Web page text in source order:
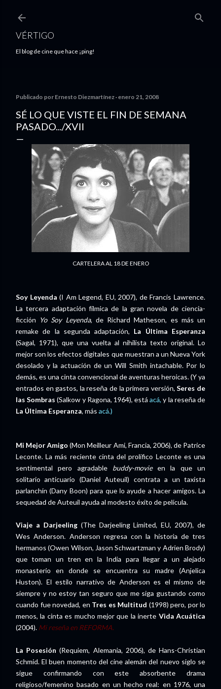
VÉRTIGO
El blog de cine que hace ¡ping!
Publicado por Ernesto Diezmartínez enero 21, 2008
SÉ LO QUE VISTE EL FIN DE SEMANA
PASADO.../XVII
CARTELERA AL 18 DE ENERO
Soy Leyenda (I Am Legend, EU, 2007), de Francis Lawrence.
La tercera adaptación fílmica de la gran novela de ciencia-
ficción Yo Soy Leyenda, de Richard Matheson, es más un
remake de la segunda adaptación, La Última Esperanza
(Sagal, 1971), que una vuelta al nihilista texto original. Lo
mejor son los efectos digitales que muestran a un Nueva York
desolado y la actuación de un Will Smith intachable. Por lo
demás, es una cinta convencional de aventuras heroicas. (Y ya
entrados en gastos, la reseña de la primera versión,Seres de
las Sombras (Salkow y Ragona, 1964), estáacá,y la reseña de
La Última Esperanza, más acá.)
Mi Mejor Amigo (Mon Meilleur Ami, Francia, 2006), de Patrice
Leconte. La más reciente cinta del prolífico Leconte es una
sentimental pero agradable buddy-movieen la que un
solitario anticuario (Daniel Auteuil) contrata a un taxista
parlanchín (Dany Boon) para que lo ayude a hacer amigos. La
sequedad de Auteuil ayuda al modesto éxito de película.
Viaje a Darjeeling(The Darjeeling Limited, EU, 2007), de
Wes Anderson. Anderson regresa con la historia de tres
hermanos (Owen Wilson, Jason Schwartzman y Adrien Brody)
que toman un tren en la India para llegar a un alejado
monasterio en donde se encuentra su madre (Anjelica
Huston). El estilo narrativo de Anderson es el mismo de
siempre y no estoy tan seguro que me siga gustando como
cuando fue novedad, en Tres es Multitud (1998) pero, por lo
menos, la cinta es mucho mejor que la inerte Vida Acuática
(2004). Mi reseña en REFORMA.
La Posesión (Requiem, Alemania, 2006), de Hans-Christian
Schmid. El buen momento del cine alemán del nuevo siglo se
sigue confirmando con este absorbente drama
religioso/femenino basado en un hecho real: en 1976, una